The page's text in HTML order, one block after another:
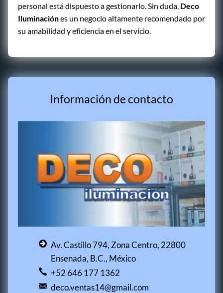
personal está dispuesto a gestionarlo. Sin duda, Deco
Iluminaciónes un negocio altamente recomendado por
su amabilidad y eficiencia en el servicio.
Información de contacto
Av. Castillo 794, Zona Centro, 22800
Ensenada, B.C., México
+52 646 177 1362
deco.ventas14@gmail.com